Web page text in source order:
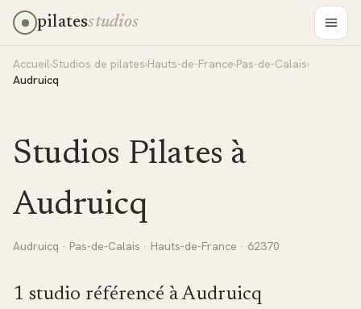
pilatesstudios
Accueil›Studios de pilates›Hauts-de-France›Pas-de-Calais›
Audruicq
Studios Pilates à
Audruicq
Audruicq · Pas-de-Calais · Hauts-de-France · 62370
1 studio référencé àAudruicq